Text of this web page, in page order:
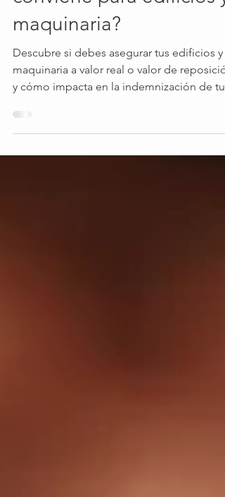
conviene para edificios y
maquinaria?
Descubre si debes asegurar tus edificios y
maquinaria a valor real o valor de
y cómo impacta en la indemnización de tu